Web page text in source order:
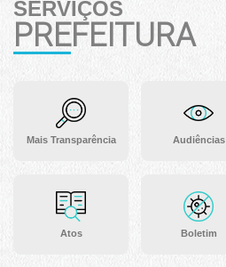
SERVIÇOS
PREFEITURA
Mais Transparência
Atos
Audiências
Boletim